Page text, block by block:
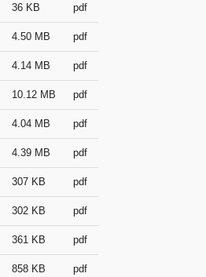
36 KB pdf
4.50 MB pdf
4.14 MB pdf
10.12 MB pdf
4.04 MB pdf
4.39 MB pdf
307 KB pdf
302 KB pdf
361 KB pdf
858 KB pdf